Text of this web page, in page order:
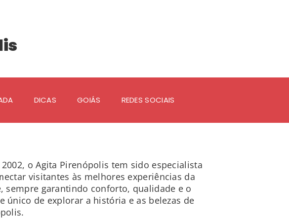
DICAS GOIÁS REDES SOCIAIS
2002, o Agita Pirenópolis tem sido especialista
visitantes às melhores experiências da
sempre garantindo conforto, qualidade e o
único de explorar a história e as belezas de